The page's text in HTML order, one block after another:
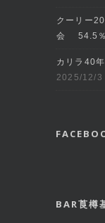
クーリー
会 54.5％
カリラ40
2025/12/3
BAR莨樽